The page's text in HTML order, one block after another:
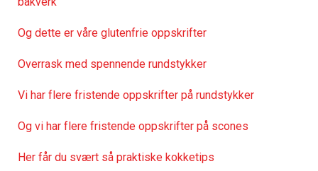
Og dette er våre glutenfrie oppskrifter
Overrask med spennende rundstykker
Vi har flere fristende oppskrifter på rundstykker
Og vi har flere fristende oppskrifter på scones
Her får du svært så praktiske kokketips